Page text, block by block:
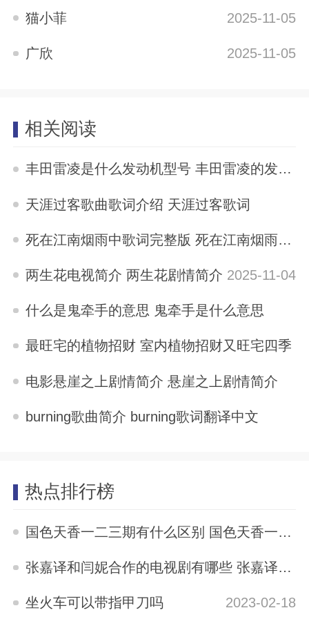
猫小菲 2025-11-05
广欣 2025-11-05
相关阅读
丰田雷凌是什么发动机型号 丰田雷凌的发动机是哪里产的
2025-11-04
天涯过客歌曲歌词介绍 天涯过客歌词
2025-11-04
死在江南烟雨中歌词完整版 死在江南烟雨中歌词
两生花电视简介 两生花剧情简介 2025-11-04
什么是鬼牵手的意思 鬼牵手是什么意思
2025-11-04
最旺宅的植物招财 室内植物招财又旺宅四季
2025-11-04
电影悬崖之上剧情简介 悬崖之上剧情简介
2025-11-04
burning歌曲简介 burning歌词翻译中文
热点排行榜
国色天香一二三期有什么区别 国色天香一二三期区别是什么
2023-05-12
张嘉译和闫妮合作的电视剧有哪些 张嘉译与闫妮合演的电视剧有哪些
坐火车可以带指甲刀吗 2023-02-18